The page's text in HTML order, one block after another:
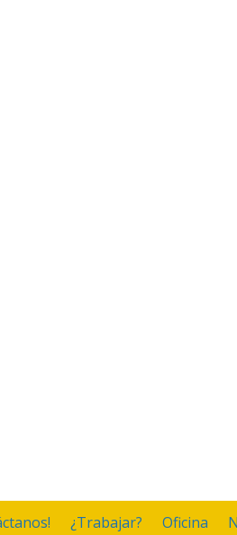
¿Trabajar? Oficina